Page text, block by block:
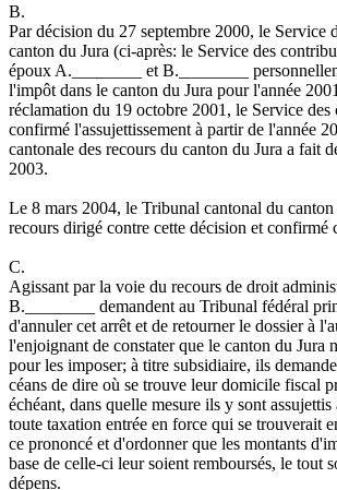
B.
Par décision du 27 septembre 2000, le Service
canton du Jura (ci-après: le Service des
époux A.________ et B.________
l'impôt dans le canton du Jura pour l'année
réclamation du 19 octobre 2001, le Service des
confirmé l'assujettissement à partir de l'année
cantonale des recours du canton du Jura a fait
2003.
Le 8 mars 2004, le Tribunal cantonal du canton
recours dirigé contre cette décision et confirmé
C.
Agissant par la voie du recours de droit
B.________ demandent au Tribunal fédéral
d'annuler cet arrêt et de retourner le dossier à
l'enjoignant de constater que le canton du Jura
pour les imposer; à titre subsidiaire, ils
céans de dire où se trouve leur domicile fiscal
échéant, dans quelle mesure ils y sont
toute taxation entrée en force qui se trouverait
ce prononcé et d'ordonner que les montants
base de celle-ci leur soient remboursés, le tout
dépens.